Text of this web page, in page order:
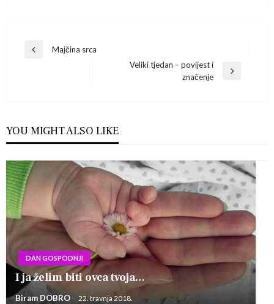
Navigacija
Previous
Majčina srca
Veliki tjedan – povijest i
značenje
YOU MIGHT ALSO LIKE
DAN GOSPODNJI
I ja želim biti ovca tvoja…
Biram DOBRO 22. travnja 2018.